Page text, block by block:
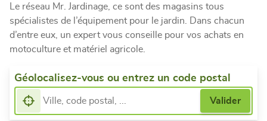
Le réseau Mr. Jardinage, ce sont des magasins tous
spécialistes de l’équipement pour le jardin. Dans chacun
d’entre eux, un expert vous conseille pour vos achats en
motoculture et matériel agricole.
Géolocalisez-vous ou entrez un code postal